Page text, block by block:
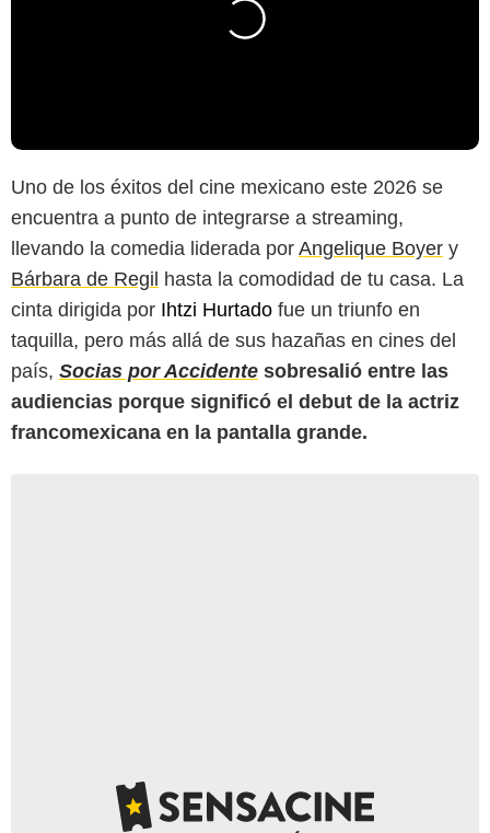
Uno de los éxitos del cine mexicano este 2026 se
encuentra a punto de integrarse a streaming,
llevando la comedia liderada por Angelique Boyer y
Bárbara de Regil hasta la comodidad de tu casa. La
cinta dirigida por Ihtzi Hurtado fue un triunfo en
taquilla, pero más allá de sus hazañas en cines del
país, Socias por Accidente sobresalió entre las
audiencias porque significó el debut de la actriz
francomexicana en la pantalla grande.